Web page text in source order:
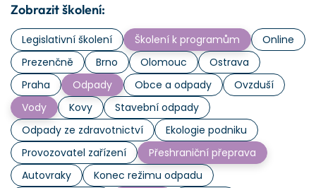
Zobrazit školení:
Legislativní školení Školení k programům
Online
Prezenčně
Brno Olomouc
Ostrava
Praha
Odpady Obce a odpady
Ovzduší
Vody
Kovy
Stavební odpady
Odpady ze zdravotnictví
Ekologie podniku
Provozovatel zařízení
Přeshraniční přeprava
Autovraky
Konec režimu odpadu